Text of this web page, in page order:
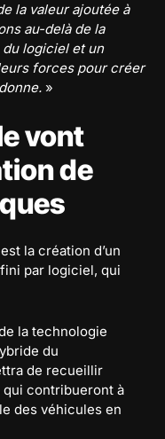
la valeur ajoutée à
au-delà de la
logiciel et un
forces pour créer
»
vont
de
la création d’un
par logiciel, qui
la technologie
du
de recueillir
contribueront à
des véhicules en